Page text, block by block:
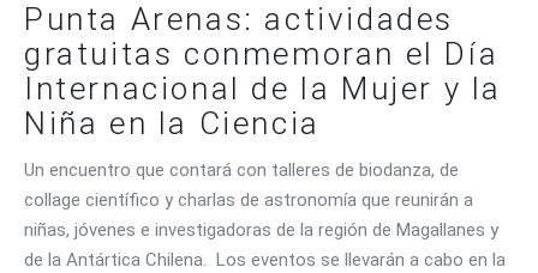
Punta Arenas: actividades
gratuitas conmemoran el Día
Internacional de la Mujer y la
Niña en la Ciencia
Un encuentro que contará con talleres de biodanza, de
collage científico y charlas de astronomía que reunirán a
niñas, jóvenes e investigadoras de la región de Magallanes y
de la Antártica Chilena. Los eventos se llevarán a cabo en la